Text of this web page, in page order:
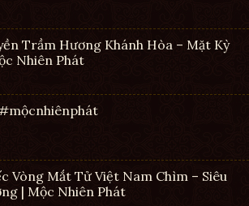
Trầm Hương Khánh Hòa – Mặt Kỳ
Nhiên Phát
Vòng Mắt Tử Việt Nam Chìm – Siêu
| Mộc Nhiên Phát